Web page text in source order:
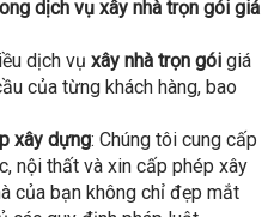
dịch vụ xây nhà trọn gói giá
dịch vụ xây nhà trọn gói giá
của từng khách hàng, bao
xây dựng: Chúng tôi cung cấp
nội thất và xin cấp phép xây
của bạn không chỉ đẹp mắt